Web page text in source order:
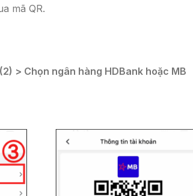
mã QR.
> Chọn ngân hàng HDBank hoặc MB